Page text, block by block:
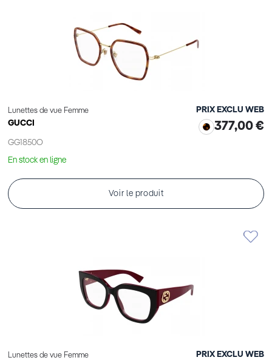
Lunettes de vue Femme
GUCCI
GG1850O
PRIX EXCLU WEB
377,00 €
En stock en ligne
Voir le produit
Lunettes de vue Femme PRIX EXCLU WEB